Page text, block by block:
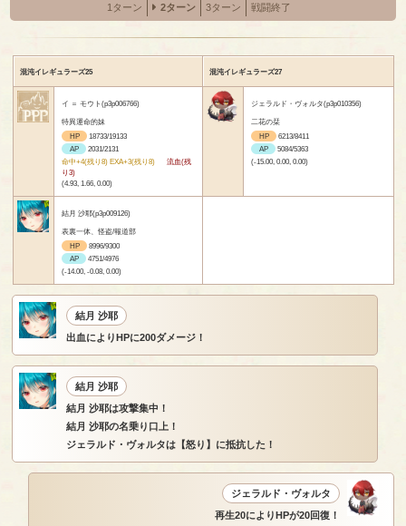
1ターン 2ターン 3ターン 戦闘終了
混沌イレギュラーズ25 混沌イレギュラーズ27
イ ＝ モウト(p3p006766)
特異運命的妹
HP
18733/19133
AP
2031/2131
命中+4(残り8) EXA+3(残り8)
流血(残
り3)
(4.93, 1.66, 0.00)
ジェラルド・ヴォルタ(p3p010356)
二花の栞
HP
6213/8411
AP
5084/5363
(-15.00, 0.00, 0.00)
結月 沙耶(p3p009126)
表裏一体、怪盗/報道部
HP
8996/9300
AP
4751/4976
(-14.00, -0.08, 0.00)
結月 沙耶
出血によりHPに200ダメージ！
結月 沙耶
結月 沙耶は攻撃集中！
結月 沙耶の名乗り口上！
ジェラルド・ヴォルタは【怒り】に抵抗した！
ジェラルド・ヴォルタ
再生20によりHPが20回復！